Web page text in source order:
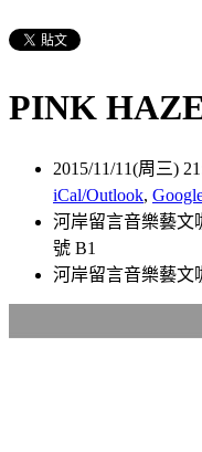
PINK
2015/11/11(周三)
iCal/Outlook,
河岸留言音樂藝文
號 B1
河岸留言音樂藝文